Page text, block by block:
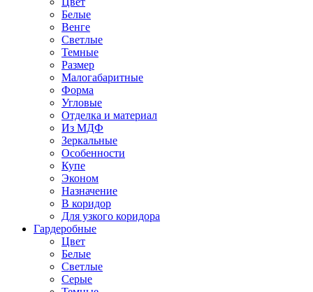
Белые
Венге
Светлые
Темные
Размер
Малогабаритные
Форма
Угловые
Отделка и материал
Из МДФ
Зеркальные
Особенности
Купе
Эконом
Назначение
В коридор
Для узкого коридора
Гардеробные
Цвет
Белые
Светлые
Серые